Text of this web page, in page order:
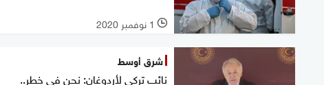
l 1 نوفمبر 2020
شرق أوسط
نائب تركي لأردوغان: نحن في خطر..